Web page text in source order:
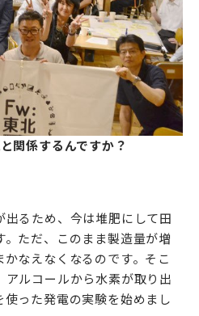
関係するんですか？
出るため、今は堆肥にして田
ただ、このまま製造量が増
なえなくなるのです。そこ
アルコールから水素が取り出
った発電の実験を始めまし